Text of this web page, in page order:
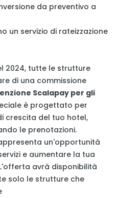
da preventivo a
un servizio di rateizzazione
2024, tutte le strutture
di una commissione
Scalapay per gli
è progettato per
crescita del tuo hotel,
le prenotazioni.
un'opportunità
e aumentare la tua
avrà disponibilità
solo le strutture che